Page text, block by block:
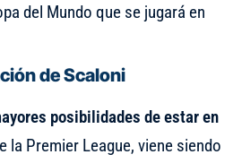
del Mundo que se jugará en
de Scaloni
posibilidades de estar en
la Premier League, viene siendo